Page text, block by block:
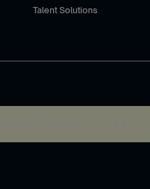
Talent Solutions